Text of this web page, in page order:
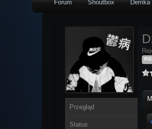
Forum Shoutbox
Przegląd
Status